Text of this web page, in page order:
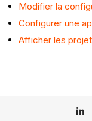
Modifier la
Configurer une
Afficher les